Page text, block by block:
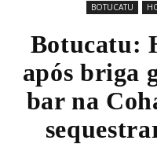
BOTUCATU
Botucatu:
após briga
bar na